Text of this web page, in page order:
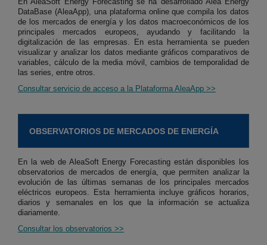
DataBase (AleaApp), una plataforma online que compila los datos
de los mercados de energía y los datos macroeconómicos de los
principales mercados europeos, ayudando y facilitando la
digitalización de las empresas. En esta herramienta se pueden
visualizar y analizar los datos mediante gráficos comparativos de
variables, cálculo de la media móvil, cambios de temporalidad de
las series, entre otros.
Consultar servicio de acceso a la Plataforma AleaApp >>
OBSERVATORIOS DE MERCADOS DE ENERGÍA
En la web de AleaSoft Energy Forecasting están disponibles los
observatorios de mercados de energía, que permiten analizar la
evolución de las últimas semanas de los principales mercados
eléctricos europeos. Esta herramienta incluye gráficos horarios,
diarios y semanales en los que la información se actualiza
diariamente.
Consultar los observatorios >>